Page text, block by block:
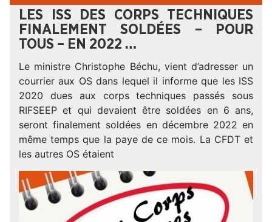
LES ISS DES CORPS TECHNIQUES
FINALEMENT SOLDÉES – POUR
TOUS – EN 2022 …
Le ministre Christophe Béchu, vient d’adresser un
courrier aux OS dans lequel il informe que les ISS
2020 dues aux corps techniques passés sous
RIFSEEP et qui devaient être soldées en 6 ans,
seront finalement soldées en décembre 2022 en
même temps que la paye de ce mois. La CFDT et
les autres OS étaient